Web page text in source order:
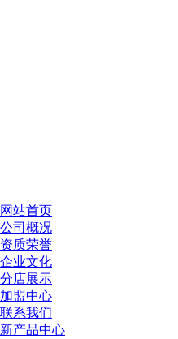
网站首页
公司概况
资质荣誉
企业文化
分店展示
加盟中心
联系我们
新产品中心